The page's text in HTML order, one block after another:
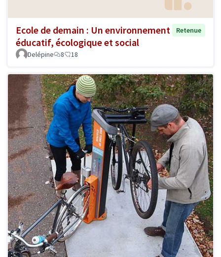
Ecole de demain : Un environnement
éducatif, écologique et social
Retenue
Delépine 8 18